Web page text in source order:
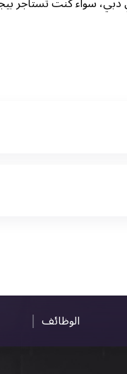
الوظائف